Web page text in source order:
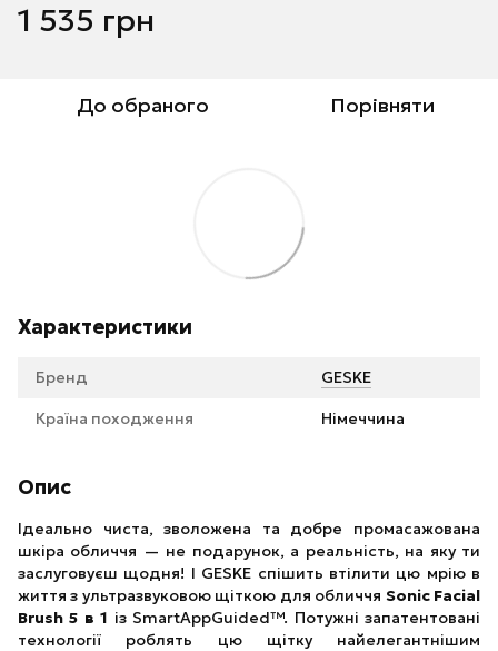
1 535 грн
До обраного Порівняти
Характеристики
Бренд GESKE
Країна походження Німеччина
Опис
Ідеально чиста, зволожена та добре промасажована
шкіра обличчя — не подарунок, а реальність, на яку ти
заслуговуєш щодня! І GESKE спішить втілити цю мрію в
життя з ультразвуковою щіткою для обличчя Sonic Facial
Brush 5 в 1 із SmartAppGuided™. Потужні запатентовані
технології роблять цю щітку найелегантнішим